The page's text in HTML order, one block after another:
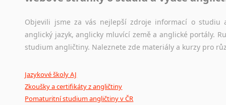
původního zdroje textu.
Ostatní pomůcky pro překladatele
poradny a pravidla
Objevili jsme za vás nejlepší zdroje informací o studiu
anglický jazyk, anglicky mluvící země a anglické portály.
studium angličtiny. Naleznete zde materiály a kurzy pro
Jazykové školy AJ
Zkoušky a certifikáty z angličtiny
Pomaturitní studium angličtiny v ČR